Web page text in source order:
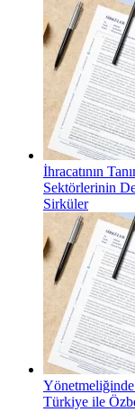
İhracatının
Sektörlerinin
Sirküler
Türkiye ile